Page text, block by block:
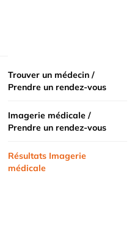
Trouver un médecin /
Prendre un rendez-vous
Imagerie médicale /
Prendre un rendez-vous
Résultats Imagerie
médicale